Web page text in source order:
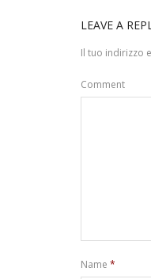
LEAVE A
Il tuo indirizzo
Comment
Name *